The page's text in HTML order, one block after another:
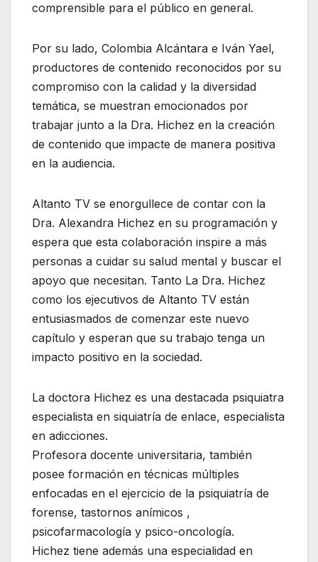
comprensible para el público en general.
Por su lado, Colombia Alcántara e Iván Yael,
productores de contenido reconocidos por su
compromiso con la calidad y la diversidad
temática, se muestran emocionados por
trabajar junto a la Dra. Hichez en la creación
de contenido que impacte de manera positiva
en la audiencia.
Altanto TV se enorgullece de contar con la
Dra. Alexandra Hichez en su programación y
espera que esta colaboración inspire a más
personas a cuidar su salud mental y buscar el
apoyo que necesitan. Tanto La Dra. Hichez
como los ejecutivos de Altanto TV están
entusiasmados de comenzar este nuevo
capítulo y esperan que su trabajo tenga un
impacto positivo en la sociedad.
La doctora Hichez es una destacada psiquiatra
especialista en siquiatría de enlace, especialista
en adicciones.
Profesora docente universitaria, también
posee formación en técnicas múltiples
enfocadas en el ejercicio de la psiquiatría de
forense, tastornos anímicos ,
psicofarmacología y psico-oncología.
Hichez tiene además una especialidad en